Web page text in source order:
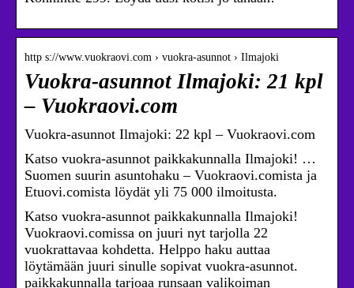
http s://www.vuokraovi.com › vuokra-asunnot › Ilmajoki
Vuokra-asunnot Ilmajoki: 21 kpl
– Vuokraovi.com
Vuokra-asunnot Ilmajoki: 22 kpl – Vuokraovi.com
Katso vuokra-asunnot paikkakunnalla Ilmajoki! …
Suomen suurin asuntohaku – Vuokraovi.comista ja
Etuovi.comista löydät yli 75 000 ilmoitusta.
Katso vuokra-asunnot paikkakunnalla Ilmajoki!
Vuokraovi.comissa on juuri nyt tarjolla 22
vuokrattavaa kohdetta. Helppo haku auttaa
löytämään juuri sinulle sopivat vuokra-asunnot.
paikkakunnalla tarjoaa runsaan valikoiman